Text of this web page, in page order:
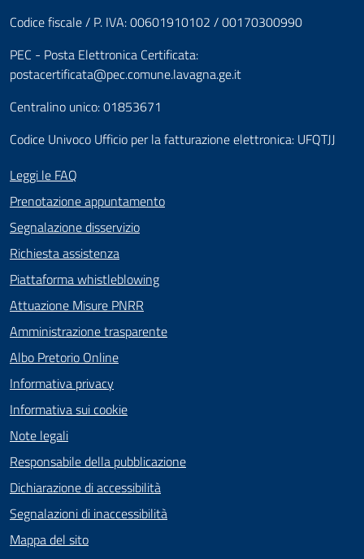
Codice fiscale / P. IVA: 00601910102 / 00170300990
PEC - Posta Elettronica Certificata:
postacertificata@pec.comune.lavagna.ge.it
Centralino unico: 01853671
Codice Univoco Ufficio per la fatturazione elettronica: UFQTJJ
Leggi le FAQ
Prenotazione appuntamento
Segnalazione disservizio
Richiesta assistenza
Piattaforma whistleblowing
Attuazione Misure PNRR
Amministrazione trasparente
Albo Pretorio Online
Informativa privacy
Informativa sui cookie
Note legali
Responsabile della pubblicazione
Dichiarazione di accessibilità
Segnalazioni di inaccessibilità
Mappa del sito